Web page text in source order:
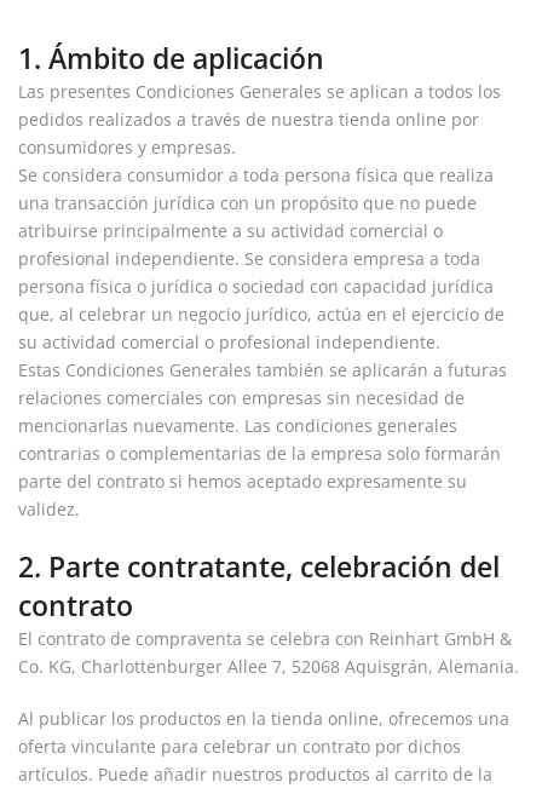
1. Ámbito de aplicación
Las presentes Condiciones Generales se aplican a todos los
pedidos realizados a través de nuestra tienda online por
consumidores y empresas.
Se considera consumidor a toda persona física que realiza
una transacción jurídica con un propósito que no puede
atribuirse principalmente a su actividad comercial o
profesional independiente. Se considera empresa a toda
persona física o jurídica o sociedad con capacidad jurídica
que, al celebrar un negocio jurídico, actúa en el ejercicio de
su actividad comercial o profesional independiente.
Estas Condiciones Generales también se aplicarán a futuras
relaciones comerciales con empresas sin necesidad de
mencionarlas nuevamente. Las condiciones generales
contrarias o complementarias de la empresa solo formarán
parte del contrato si hemos aceptado expresamente su
validez.
2. Parte contratante, celebración del
contrato
El contrato de compraventa se celebra con Reinhart GmbH &
Co. KG, Charlottenburger Allee 7, 52068 Aquisgrán, Alemania.
Al publicar los productos en la tienda online, ofrecemos una
oferta vinculante para celebrar un contrato por dichos
artículos. Puede añadir nuestros productos al carrito de la